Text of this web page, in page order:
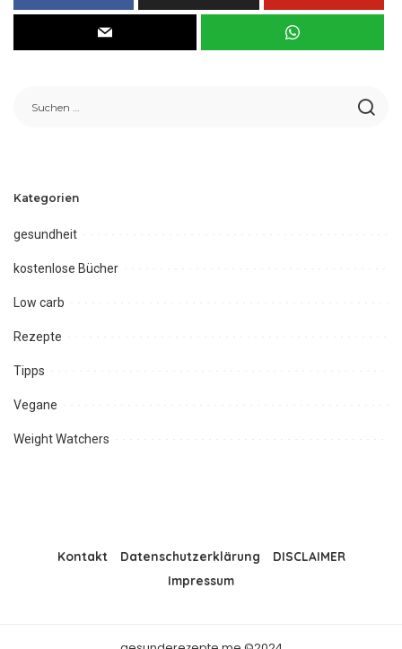
Kategorien
gesundheit
kostenlose Bücher
Low carb
Rezepte
Tipps
Vegane
Weight Watchers
Kontakt Datenschutzerklärung
DISCLAIMER
Impressum